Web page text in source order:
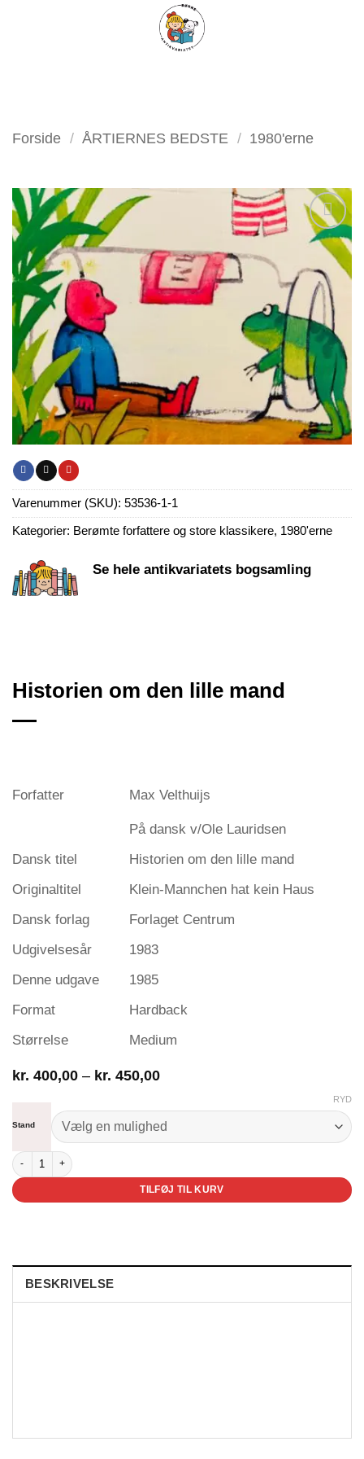
FILTER
Forside / ÅRTIERNES BEDSTE / 1980'erne
Tilføj
som
favorit
Varenummer (SKU): 53536-1-1
Kategorier: Berømte forfattere og store klassikere, 1980'erne
Se hele antikvariatets bogsamling
Historien om den lille mand
Forfatter Max Velthuijs
På dansk v/Ole Lauridsen
Dansk titel
Historien om den lille mand
Originaltitel
Klein-Mannchen hat kein Haus
Dansk forlag
Forlaget Centrum
Udgivelsesår
1983
Denne udgave
1985
Format
Hardback
Størrelse
Medium
kr. 400,00 – kr. 450,00Prisinterval:
kr. 450,00
Stand
RYD
Historien om den lille mand antal
TILFØJ TIL KURV
BESKRIVELSE